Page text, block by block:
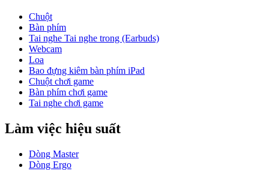
Chuột
Bàn phím
Tai nghe Tai nghe trong (Earbuds)
Webcam
Loa
Bao đựng kiêm bàn phím iPad
Chuột chơi game
Bàn phím chơi game
Tai nghe chơi game
Làm việc hiệu suất
Dòng Master
Dòng Ergo